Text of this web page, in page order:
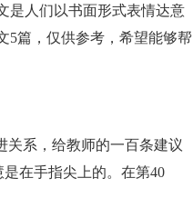
是人们以书面形式表情达意
5篇，仅供参考，希望能够帮
关系，给教师的一百条建议
在手指尖上的。在第40